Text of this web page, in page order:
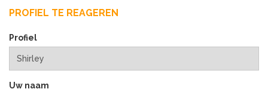
PROFIEL TE REAGEREN
Profiel
Uw naam